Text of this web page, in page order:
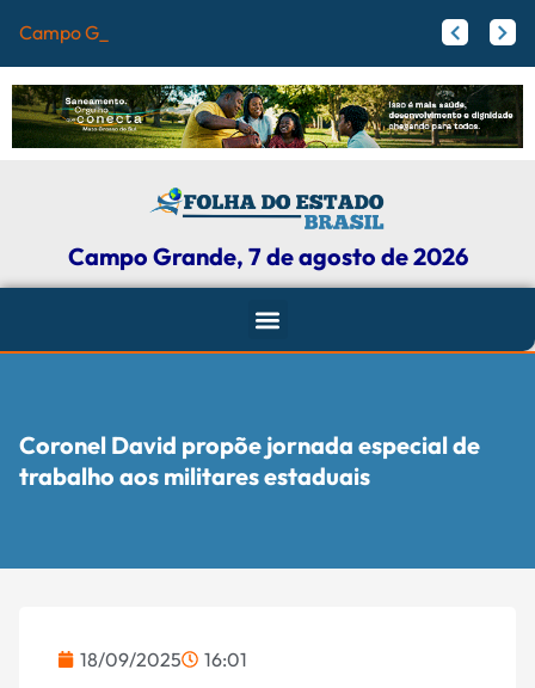
Campo Grande registr
Campo Grande, 7 de agosto de 2026
Coronel David propõe jornada especial de
trabalho aos militares estaduais
18/09/2025 16:01